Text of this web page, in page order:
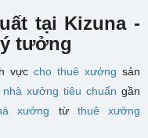
tại Kizuna -
tưởng
vực cho thuê xưởng sản
nhà xưởng tiêu chuẩn gần
xưởng từ thuê xưởng